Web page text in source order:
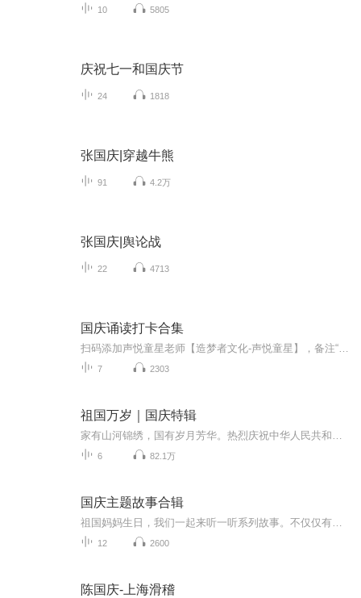
10 5805
庆祝七一和国庆节
24 1818
张国庆|穿越牛熊
91 4.2万
张国庆|舆论战
22 4713
国庆诵读打卡合集
7 2303
祖国万岁｜国庆特辑
6 82.1万
国庆主题故事合辑
12 2600
陈国庆-上海滑稽